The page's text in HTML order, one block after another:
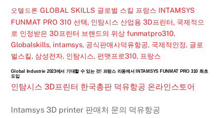
오텔드론 GLOBAL SKILLS 글로벌 스킬 프랑스 INTAMSYS
FUNMAT PRO 310 선택, 인탐시스 산업용 3D프린터, 국제적으
로 인정받은 3D프린터 브랜드의 위상 funmatpro310,
Globalskills, intamsys, 공식판매사덕유항공, 국제적인정, 글로
벌스킬,삼성전자, 인탐시스,펀맷프로310, 프랑스
Global Industrie 2023에서 기대할 수 있는 것! 프랑스 리옹에서 INTAMSYS FUNMAT PRO 310 최초
도입
인탐시스 3D프린터 한국총판 덕유항공 온라인스토어
Intamsys 3D printer 판매처 문의 덕유항공